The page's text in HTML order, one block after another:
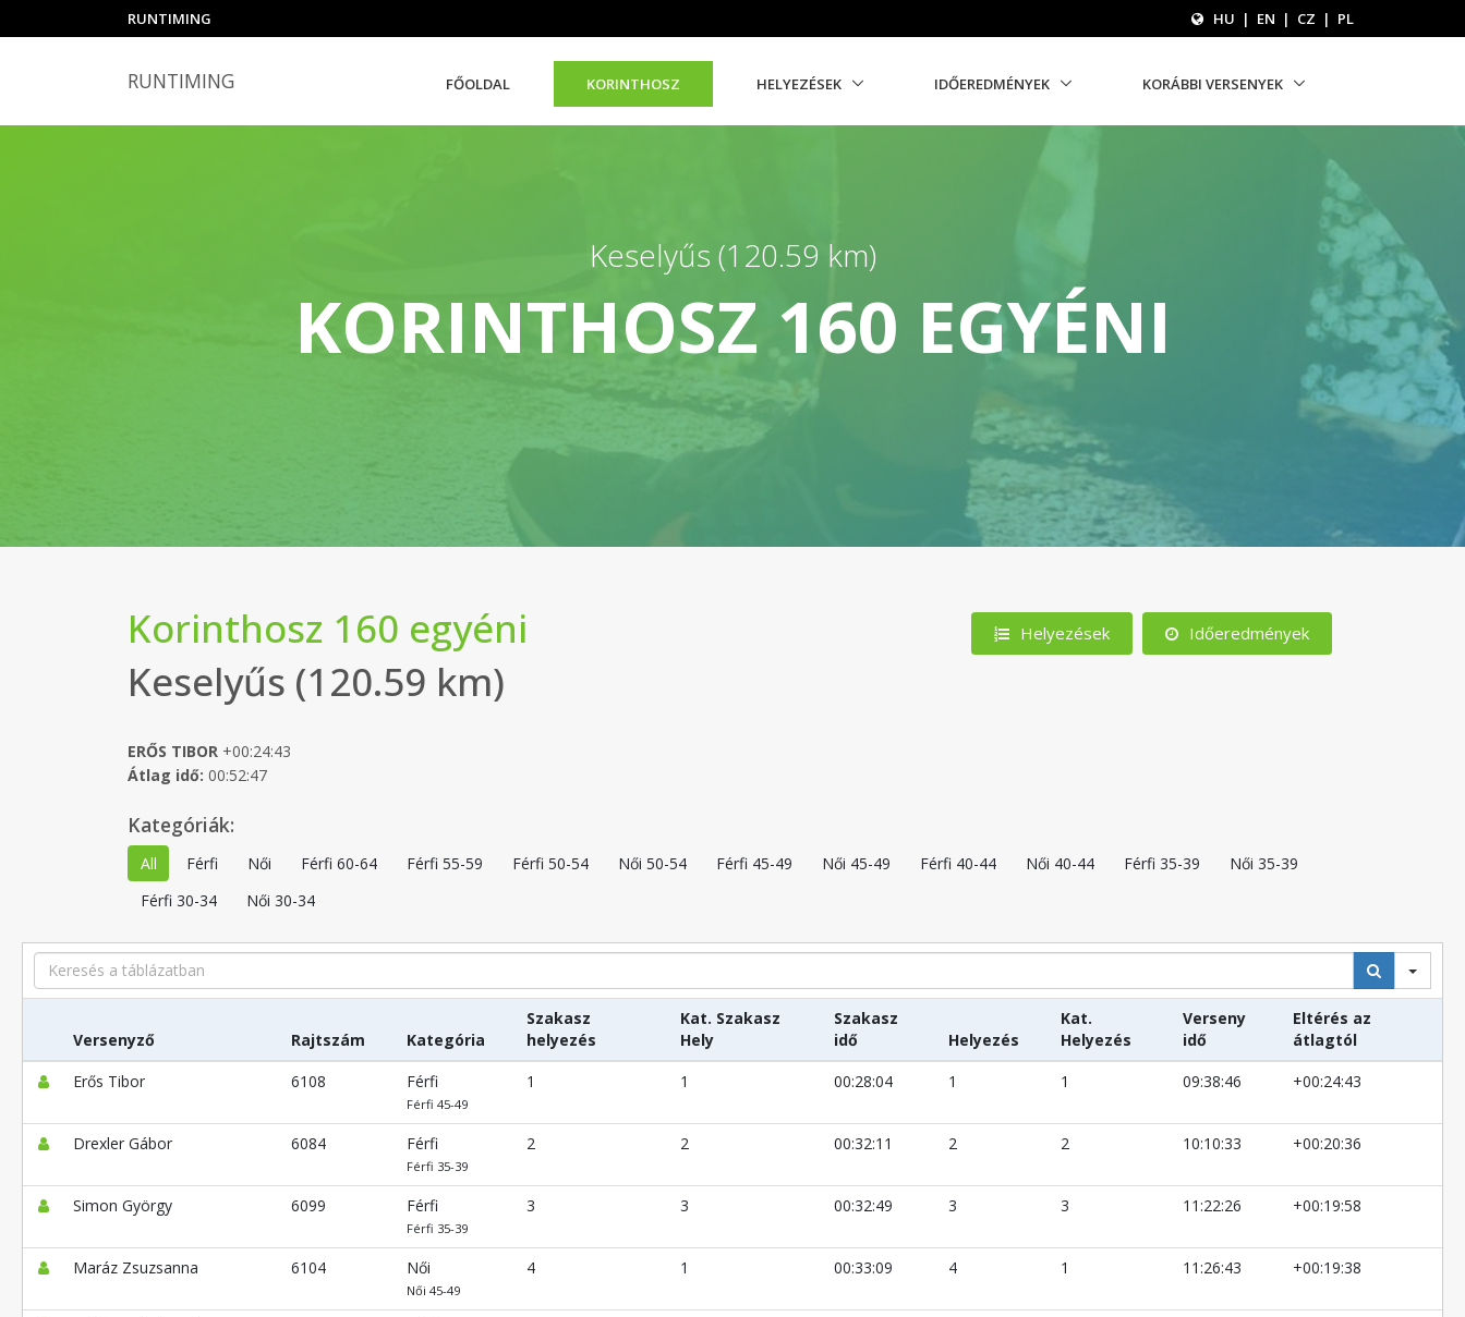
RUNTIMING HU | EN | CZ | PL
RUNTIMING FŐOLDAL KORINTHOSZ HELYEZÉSEK IDŐEREDMÉNYEK KORÁBBI VERSENYEK
Keselyűs (120.59 km)
KORINTHOSZ 160 EGYÉNI
Helyezések Időeredmények
Korinthosz 160 egyéni
Keselyűs (120.59 km)
ERŐS TIBOR +00:24:43
Átlag idő: 00:52:47
Kategóriák:
All Férfi Női Férfi 60-64 Férfi 55-59 Férfi 50-54 Női 50-54 Férfi 45-49 Női 45-49 Férfi 40-44 Női 40-44 Férfi 35-39
Női 35-39
Férfi 30-34
Női 30-34
Search
Versenyző Rajtszám Kategória
Szakasz
helyezés
Kat. Szakasz
Hely
Szakasz
idő
Helyezés
Kat.
Helyezés
Verseny
idő
Eltérés az
átlagtól
Erős Tibor
6108 Férfi
Férfi 45-49
1 1 00:28:04 1 1 09:38:46 +00:24:43
Drexler Gábor 6084 Férfi
Férfi 35-39
2 2 00:32:11 2 2 10:10:33 +00:20:36
Simon György 6099 Férfi
Férfi 35-39
3 3 00:32:49 3 3 11:22:26 +00:19:58
Maráz Zsuzsanna 6104 Női
Női 45-49
4 1 00:33:09 4 1 11:26:43 +00:19:38